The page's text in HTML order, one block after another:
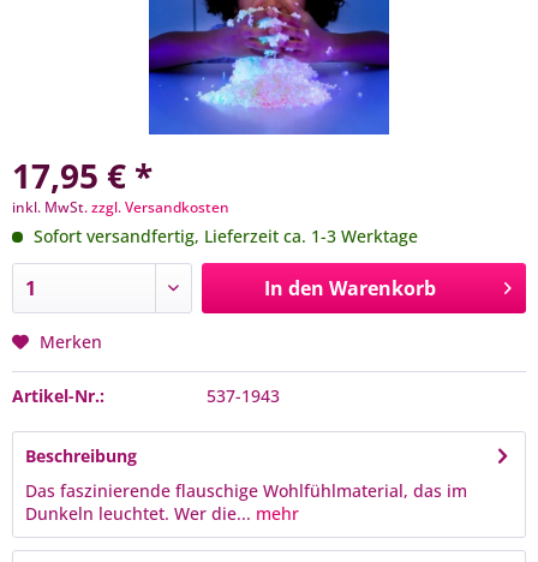
17,95 € *
inkl. MwSt.zzgl. Versandkosten
Sofort versandfertig, Lieferzeit ca. 1-3 Werktage
In den Warenkorb
Merken
Artikel-Nr.: 537-1943
Beschreibung
Das faszinierende flauschige Wohlfühlmaterial, das im
Dunkeln leuchtet. Wer die... mehr